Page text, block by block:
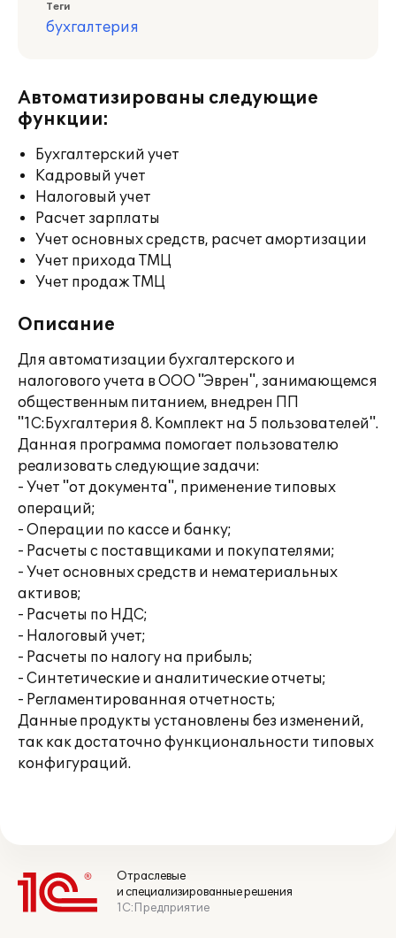
Теги
бухгалтерия
Автоматизированы следующие
функции:
Бухгалтерский учет
Кадровый учет
Налоговый учет
Расчет зарплаты
Учет основных средств, расчет амортизации
Учет прихода ТМЦ
Учет продаж ТМЦ
Описание
Для автоматизации бухгалтерского и
налогового учета в ООО "Эврен", занимающемся
общественным питанием, внедрен ПП
"1С:Бухгалтерия 8. Комплект на 5 пользователей".
Данная программа помогает пользователю
реализовать следующие задачи:
- Учет "от документа", применение типовых
операций;
- Операции по кассе и банку;
- Расчеты с поставщиками и покупателями;
- Учет основных средств и нематериальных
активов;
- Расчеты по НДС;
- Налоговый учет;
- Расчеты по налогу на прибыль;
- Синтетические и аналитические отчеты;
- Регламентированная отчетность;
Данные продукты установлены без изменений,
так как достаточно функциональности типовых
конфигураций.
Отраслевые
и специализированные решения
1С:Предприятие